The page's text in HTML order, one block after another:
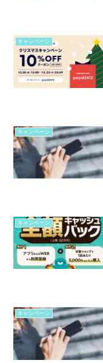
キャンペーン
キャンペーン
キャンペーン
キャンペーン